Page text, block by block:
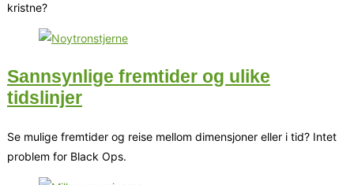
kristne?
Sannsynlige fremtider og ulike
tidslinjer
Se mulige fremtider og reise mellom dimensjoner eller i tid? Intet
problem for Black Ops.